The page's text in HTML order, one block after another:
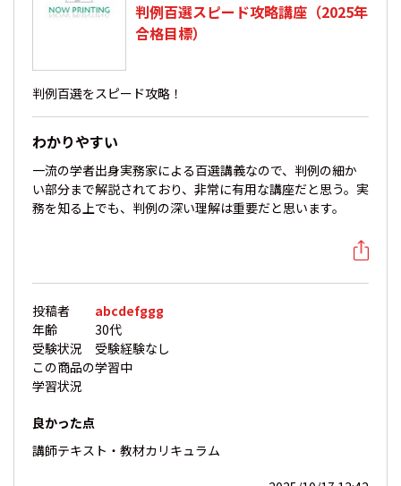
判例百選スピード攻略講座（2025年
合格目標）
判例百選をスピード攻略！
わかりやすい
一流の学者出身実務家による百選講義なので、判例の細か
い部分まで解説されており、非常に有用な講座だと思う。実
務を知る上でも、判例の深い理解は重要だと思います。
投稿者
abcdefggg
年齢
30代
受験状況
受験経験なし
この商品の
学習状況
学習中
良かった点
講師テキスト・教材カリキュラム